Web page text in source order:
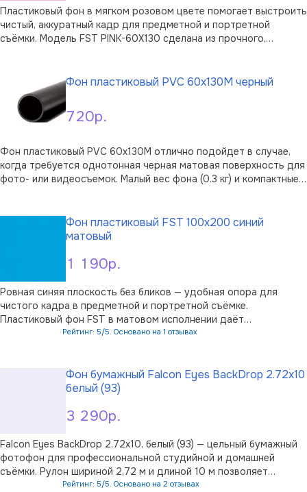
Пластиковый фон в мягком розовом цвете помогает выстроить
чистый, аккуратный кадр для предметной и портретной
съёмки. Модель FST PINK-60X130 сделана из прочного,
возникает.Главная особенность — …
720р.
Фон пластиковый PVC 60х130M черный
Фон пластиковый PVC 60х130M отлично подойдет в случае,
когда требуется однотонная черная матовая поверхность для
фото- или видеосъемок. Малый вес фона (0.3 кг) и компактные
Фотофон мо …
1 190р.
Фон пластиковый FST 100х200 синий
матовый
Ровная синяя плоскость без бликов — удобная опора для
чистого кадра в предметной и портретной съёмке.
Пластиковый фон FST в матовом исполнении даёт
равномерный цвет по всей поверхности и не отражает свет
Рейтинг: 5/5. Основано на 1 отзывах
3 290р.
Фон бумажный Falcon Eyes BackDrop 2.72x10
белый (93)
Falcon Eyes BackDrop 2.72x10, белый (93) — цельный бумажный
фотофон для профессиональной студийной и домашней
съёмки. Рулон шириной 2,72 м и длиной 10 м позволяет
оформлять крупную съёмочную зону, включая плавный
Рейтинг: 5/5. Основано на 2 отзывах